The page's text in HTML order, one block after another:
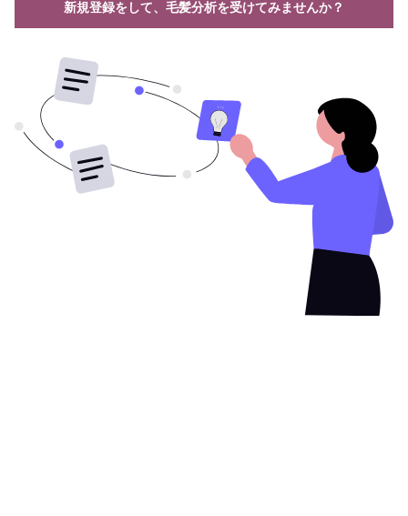
新規登録をして、毛髪分析を受けてみませんか？